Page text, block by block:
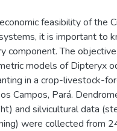
feasibility of the
it is important to
component. The
models of Dipteryx
in a crop-livestock-
Campos, Pará.
and silvicultural data
were collected from